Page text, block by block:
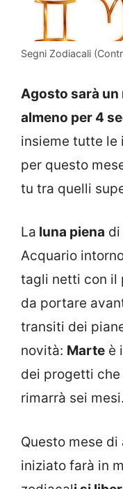
Segni Zodiacali
Agosto sarà un
almeno per 4
insieme tutte le
per questo
tu tra quelli
La luna piena di
Acquario
tagli netti con il
da portare
transiti dei
novità: Marte è
dei progetti che
rimarrà sei mesi.
Questo mese
iniziato farà in